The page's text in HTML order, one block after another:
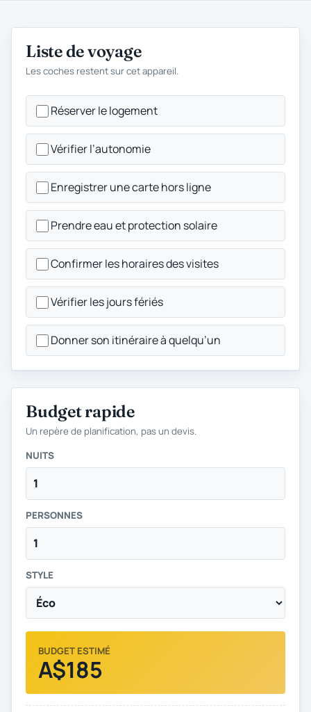
Liste de voyage
Les coches restent sur cet appareil.
Réserver le logement
Vérifier l’autonomie
Enregistrer une carte hors ligne
Prendre eau et protection solaire
Confirmer les horaires des visites
Vérifier les jours fériés
Donner son itinéraire à quelqu’un
Budget rapide
Un repère de planification, pas un devis.
NUITS
PERSONNES
STYLE
BUDGET ESTIMÉ
A$185